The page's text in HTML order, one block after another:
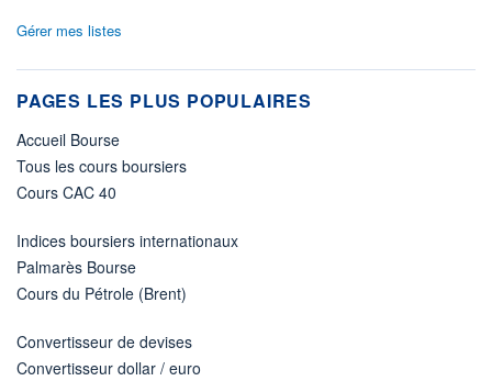
Gérer mes listes
PAGES LES PLUS POPULAIRES
Accueil Bourse
Tous les cours boursiers
Cours CAC 40
Indices boursiers internationaux
Palmarès Bourse
Cours du Pétrole (Brent)
Convertisseur de devises
Convertisseur dollar / euro